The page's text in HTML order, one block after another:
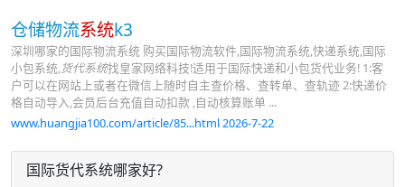
仓储物流系统k3
深圳哪家的国际物流系统 购买国际物流软件,国际物流系统,快递系统,国际
小包系统,货代系统找皇家网络科技!适用于国际快递和小包货代业务! 1:客
户可以在网站上或者在微信上随时自主查价格、查转单、查轨迹 2:快递价
格自动导入,会员后台充值自动扣款 ,自动核算账单 ...
www.huangjia100.com/article/85...html 2026-7-22
国际货代系统哪家好?